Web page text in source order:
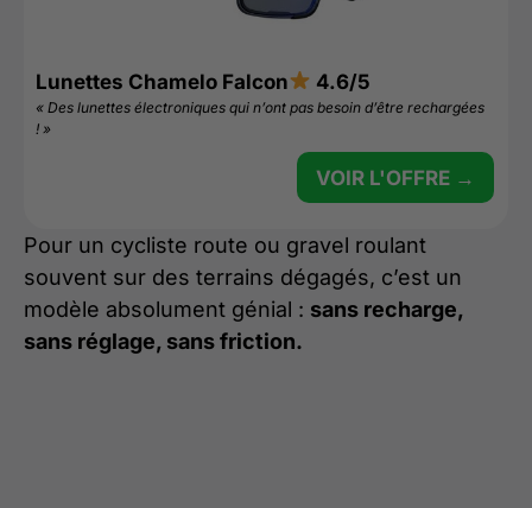
Lunettes Chamelo Falcon 4.6/5
« Des lunettes électroniques qui n’ont pas besoin d’être rechargées
! »
VOIR L'OFFRE →
Pour un cycliste route ou gravel roulant
souvent sur des terrains dégagés, c’est un
modèle absolument génial : sans recharge,
sans réglage, sans friction.